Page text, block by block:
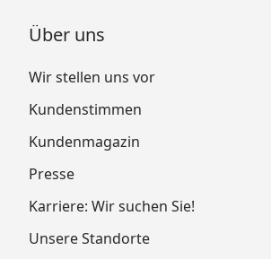
Über uns
Wir stellen uns vor
Kundenstimmen
Kundenmagazin
Presse
Karriere: Wir suchen Sie!
Unsere Standorte